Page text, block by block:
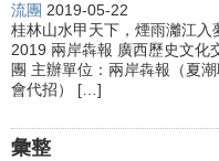
流團 2019-05-22
桂林山水甲天下，煙雨灕江入
2019 兩岸犇報 廣西歷史文化
團 主辦單位：兩岸犇報（夏
會代招） […]
彙整